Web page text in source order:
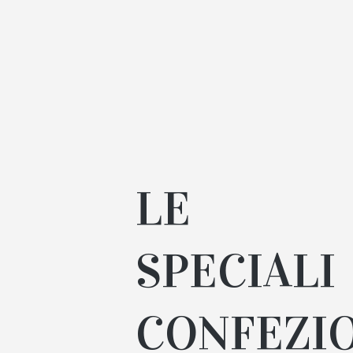
LE
SPECIALI